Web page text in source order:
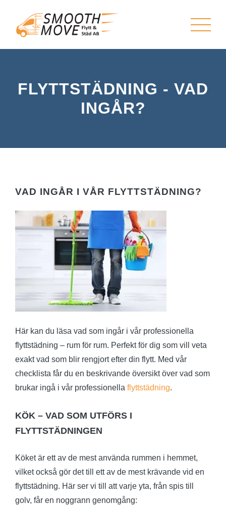
FLYTTSTÄDNING - VAD
INGÅR?
VAD INGÅR I VÅR FLYTTSTÄDNING?
Här kan du läsa vad som ingår i vår professionella
flyttstädning – rum för rum. Perfekt för dig som vill veta
exakt vad som blir rengjort efter din flytt. Med vår
checklista får du en beskrivande översikt över vad som
brukar ingå i vår professionella flyttstädning.
KÖK – VAD SOM UTFÖRS I
FLYTTSTÄDNINGEN
Köket är ett av de mest använda rummen i hemmet,
vilket också gör det till ett av de mest krävande vid en
flyttstädning. Här ser vi till att varje yta, från spis till
golv, får en noggrann genomgång: